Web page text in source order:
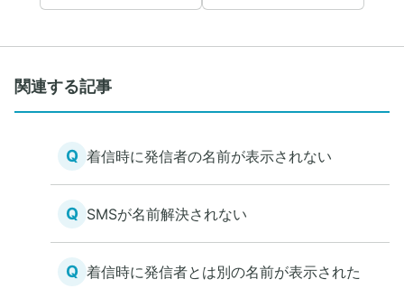
関連する記事
Q 着信時に発信者の名前が表示されない
Q SMSが名前解決されない
Q 着信時に発信者とは別の名前が表示された